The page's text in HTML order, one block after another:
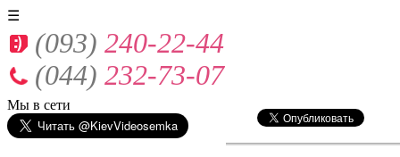
☰
(093) 240-22-44
(044) 232-73-07
Мы в сети